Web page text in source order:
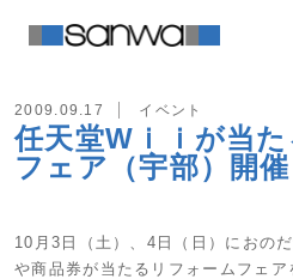
2009.09.17 イベント
任天堂Wｉｉが当
フェア（宇部）開催
10月3日（土）、4日（日）におの
や商品券が当たるリフォームフェ